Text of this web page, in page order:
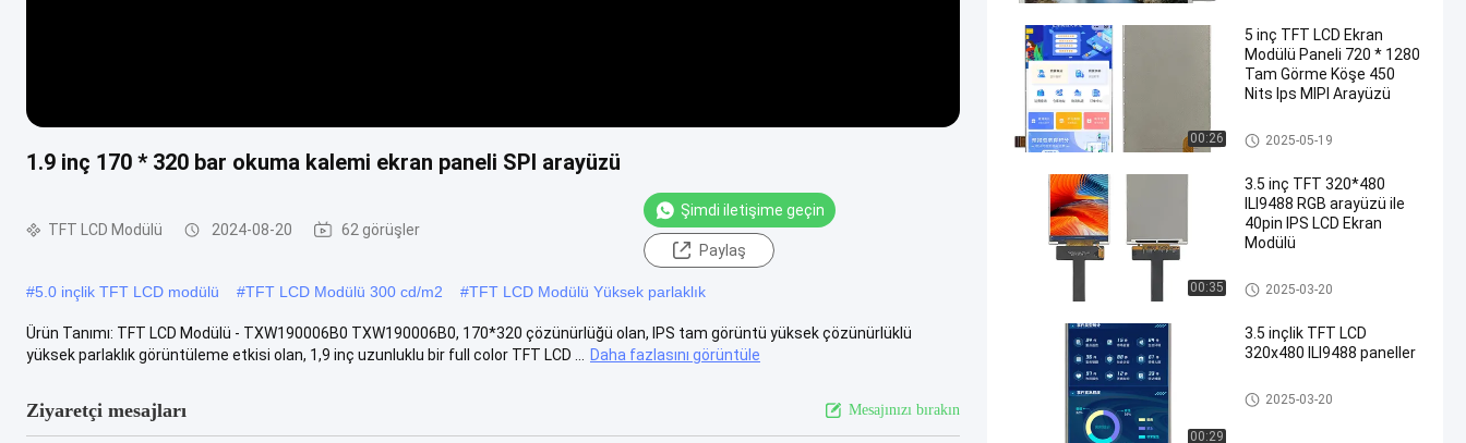
1.9 inç 170 * 320 bar okuma kalemi ekran paneli SPI arayüzü
TFT LCD Modülü 2024-08-20 62 görüşler
Şimdi iletişime geçin
Paylaş
#5.0 inçlik TFT LCD modülü #TFT LCD Modülü 300 cd/m2 #TFT LCD Modülü Yüksek parlaklık
Ürün Tanımı: TFT LCD Modülü - TXW190006B0 TXW190006B0, 170*320 çözünürlüğü olan, IPS tam görüntü yüksek çözünürlüklü
yüksek parlaklık görüntüleme etkisi olan, 1,9 inç uzunluklu bir full color TFT LCD ...
Daha fazlasını görüntüle
Ziyaretçi mesajları Mesajınızı bırakın
00:26
5 inç TFT LCD Ekran
Modülü Paneli 720 * 1280
Tam Görme Köşe 450
Nits Ips MIPI Arayüzü
TFT LCD Modülü
2025-05-19
00:35
3.5 inç TFT 320*480
ILI9488 RGB arayüzü ile
40pin IPS LCD Ekran
Modülü
TFT LCD Modülü
2025-03-20
00:29
3.5 inçlik TFT LCD
320x480 ILI9488 paneller
TFT LCD Modülü
2025-03-20